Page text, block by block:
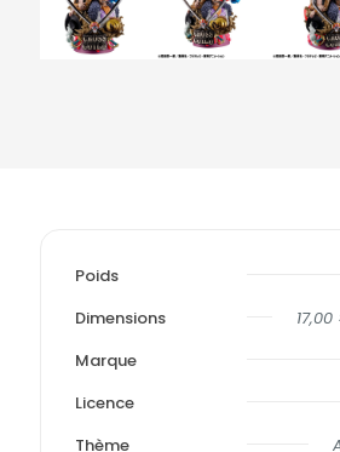
Poids
Dimensions
Marque
Licence
Thème